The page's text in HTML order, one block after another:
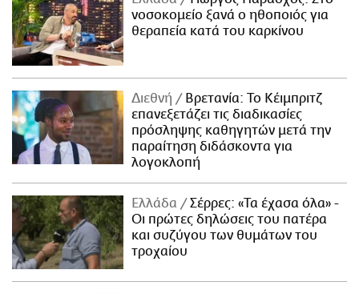
νοσοκομείο ξανά ο ηθοποιός για
θεραπεία κατά του καρκίνου
Διεθνή
Βρετανία: Το Κέιμπριτζ
επανεξετάζει τις διαδικασίες
πρόσληψης καθηγητών μετά την
παραίτηση διδάσκοντα για
λογοκλοπή
Ελλάδα
Σέρρες: «Τα έχασα όλα» -
Οι πρώτες δηλώσεις του πατέρα
και συζύγου των θυμάτων του
τροχαίου